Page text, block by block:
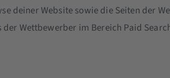
deiner Website sowie die Seiten der
Wettbewerber im Bereich Paid